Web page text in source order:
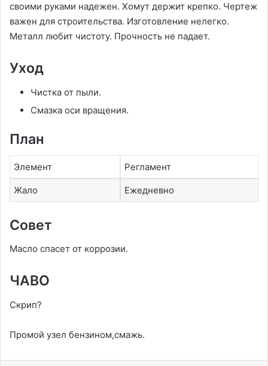
своими руками надежен. Хомут держит крепко. Чертеж
важен для строительства. Изготовление нелегко.
Металл любит чистоту. Прочность не падает.
Уход
Чистка от пыли.
Смазка оси вращения.
План
Элемент Регламент
Жало Ежедневно
Совет
Масло спасет от коррозии.
ЧАВО
Скрип?
Промой узел бензином,смажь.